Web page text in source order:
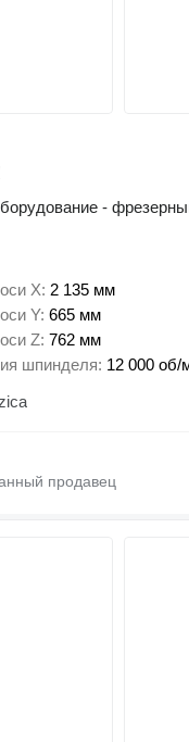
-
X 2 135 мм
Y 665 мм
Z 762 мм
шпинделя 12 000 об/